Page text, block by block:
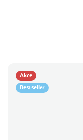
Akce
Bestseller